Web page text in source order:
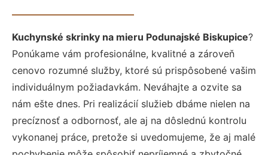
Kuchynské skrinky na mieru Podunajské Biskupice?
Ponúkame vám profesionálne, kvalitné a zároveň
cenovo rozumné služby, ktoré sú prispôsobené vašim
individuálnym požiadavkám. Neváhajte a ozvite sa
nám ešte dnes. Pri realizácií služieb dbáme nielen na
precíznosť a odbornosť, ale aj na dôslednú kontrolu
vykonanej práce, pretože si uvedomujeme, že aj malé